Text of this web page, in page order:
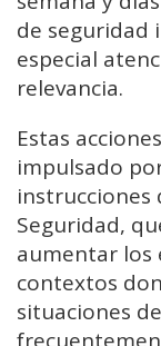
de seguridad
especial
relevancia.
Estas
impulsado
instrucciones
Seguridad,
aumentar los
contextos
situaciones